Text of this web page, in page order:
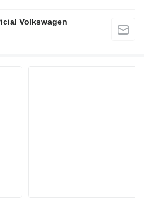
Volkswagen